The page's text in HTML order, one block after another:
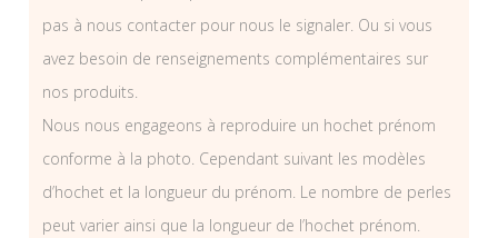
pas à nous contacter pour nous le signaler. Ou si vous
avez besoin de renseignements complémentaires sur
nos produits.
Nous nous engageons à reproduire un hochet prénom
conforme à la photo. Cependant suivant les modèles
d’hochet et la longueur du prénom. Le nombre de perles
peut varier ainsi que la longueur de l’hochet prénom.